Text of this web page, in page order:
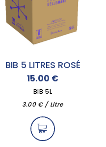
BIB 5 LITRES ROSÉ
15.00 €
BIB 5L
3.00 € / Litre